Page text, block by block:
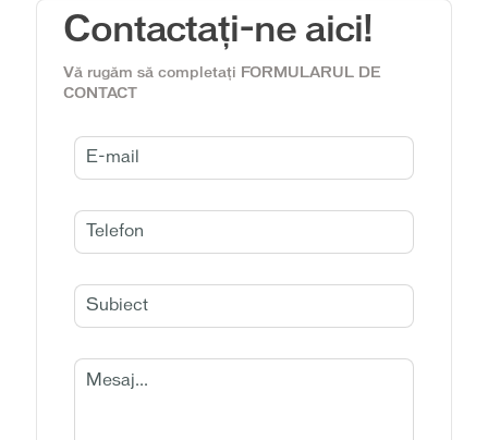
Contactați-ne aici!
Vă rugăm să completați FORMULARUL DE
CONTACT